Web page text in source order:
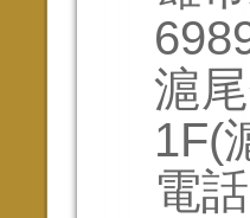
滬
1F(
電